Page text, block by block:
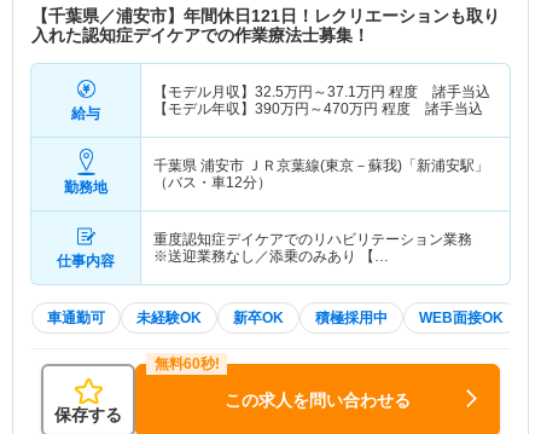
【千葉県／浦安市】年間休日121日！レクリエーションも取り
入れた認知症デイケアでの作業療法士募集！
給与
【モデル月収】 32.5万円～37.1万円 程度 諸手当込
【モデル年収】 390万円～470万円 程度 諸手当込
勤務地
千葉県 浦安市 ＪＲ京葉線(東京－蘇我)「新浦安駅」
（バス・車12分）
仕事内容
重度認知症デイケアでのリハビリテーション業務
※送迎業務なし／添乗のみあり 【…
車通勤可 未経験OK 新卒OK 積極採用中 WEB面接OK
保存する
この求人を問い合わせる